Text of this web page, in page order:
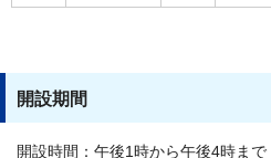
開設期間
開設時間：午後1時から午後4時まで